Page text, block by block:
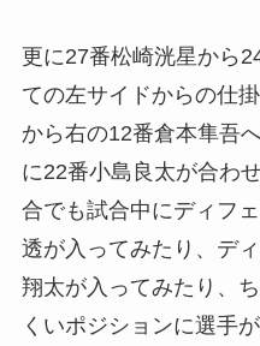
更に27番松崎洸星から
ての左サイドからの仕
から右の12番倉本隼吾
に22番小島良太が合わ
合でも試合中にディフ
透が入ってみたり、デ
翔太が入ってみたり、
くいポジションに選手